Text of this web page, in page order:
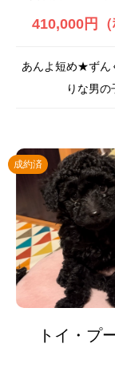
410,000円（
あんよ短め★ずん
りな男の
成約済
トイ・プ